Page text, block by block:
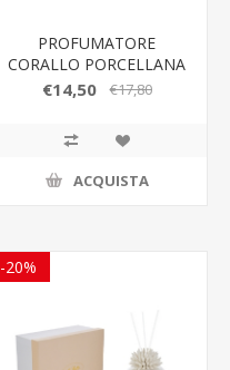
PROFUMATORE
CORALLO PORCELLANA
VERDE 8,5x8,5xh.11,5CM
€14,50 €17,80
ACQUISTA
-20%